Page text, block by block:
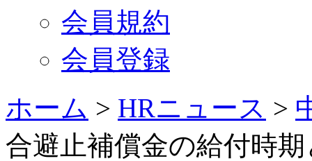
会員規約
会員登録
ホーム > HRニュース >
合避止補償金の給付時